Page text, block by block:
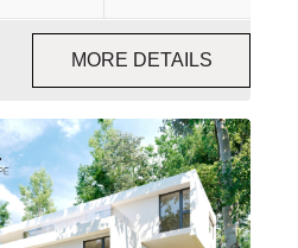
MORE DETAILS